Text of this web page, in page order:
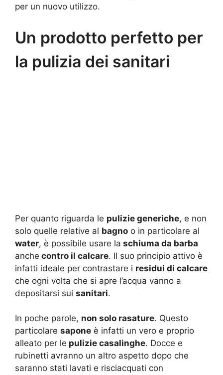
per un nuovo utilizzo.
Un prodotto perfetto per
la pulizia dei sanitari
Per quanto riguarda le pulizie generiche, e non
solo quelle relative al bagno o in particolare al
water, è possibile usare la schiuma da barba
anche contro il calcare. Il suo principio attivo è
infatti ideale per contrastare i residui di calcare
che ogni volta che si apre l’acqua vanno a
depositarsi sui sanitari.
In poche parole, non solo rasature. Questo
particolare sapone è infatti un vero e proprio
alleato per le pulizie casalinghe. Docce e
rubinetti avranno un altro aspetto dopo che
saranno stati lavati e risciacquati con